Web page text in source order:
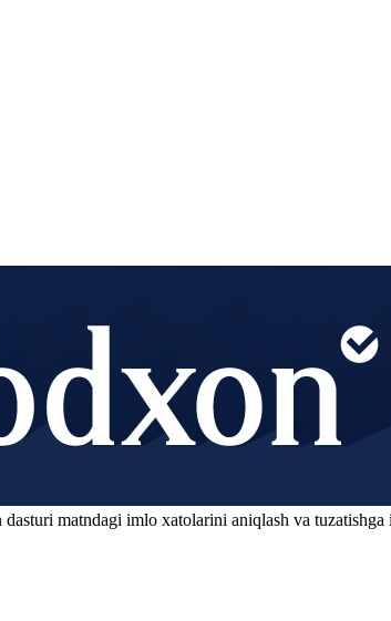
matndagi imlo xatolarini aniqlash va tuzatishga